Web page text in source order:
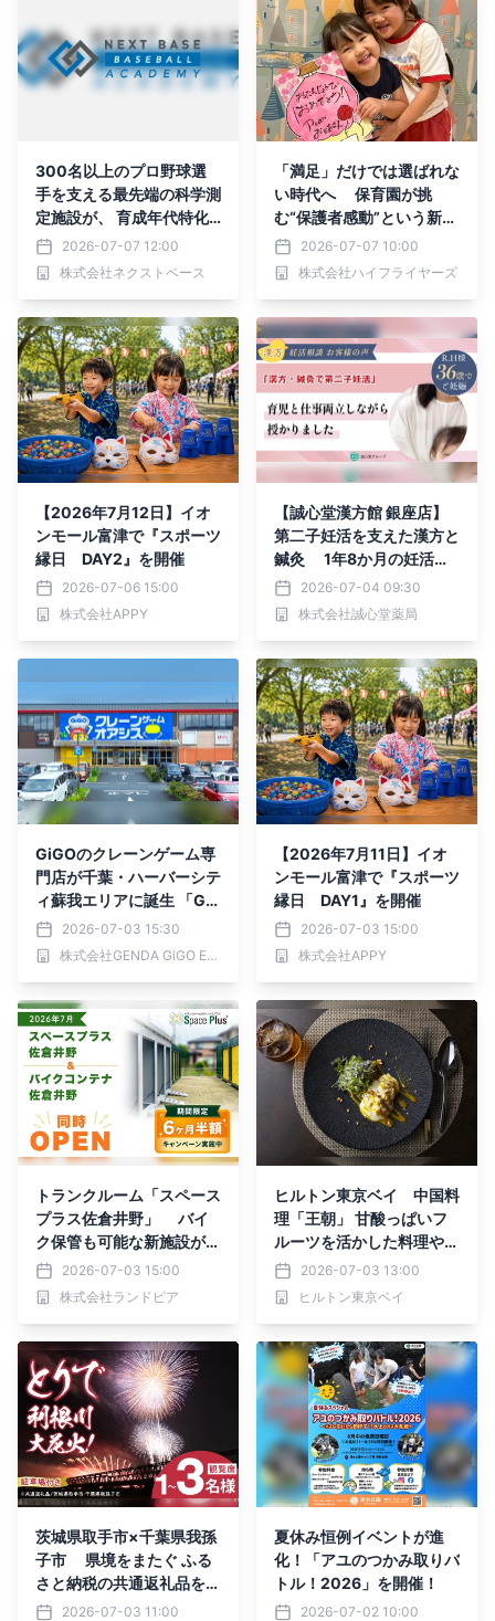
300名以上のプロ野球選
手を支える最先端の科学測
定施設が、 育成年代特化
型アカデミー 「NEXTBAS
E Baseball Academy」を
2026年9月に開校！8月5
2026-07-07 12:00
株式会社ネクストベース
「満足」だけでは選ばれな
い時代へ 保育園が挑
む“保護者感動”という新指
標
2026-07-07 10:00
株式会社ハイフライヤーズ
【2026年7月12日】イオ
ンモール富津で『スポーツ
縁日 DAY2』を開催
2026-07-06 15:00
株式会社APPY
【誠心堂漢方館 銀座店】
第二子妊活を支えた漢方と
鍼灸 1年8か月の妊活を
経て自然妊娠された方のイ
ンタビュー動画を公開
2026-07-04 09:30
株式会社誠心堂薬局
GiGOのクレーンゲーム専
門店が千葉・ハーバーシテ
ィ蘇我エリアに誕生 「Gi
GOクレーンゲームオアシ
ス フェスティバルウォー
ク蘇我」 2026年7月10日
ン
2026-07-03 15:30
株式会社GENDA GiGO Entertainment
【2026年7月11日】イオ
ンモール富津で『スポーツ
縁日 DAY1』を開催
2026-07-03 15:00
株式会社APPY
トランクルーム「スペース
プラス佐倉井野」 バイ
ク保管も可能な新施設が千
葉県佐倉市にオープン ～
オープン記念「賃料6ヶ月
半額キャンペーン」実施～
2026-07-03 15:00
株式会社ランドピア
ヒルトン東京ベイ 中国料
理「王朝」 甘酸っぱいフ
ルーツを活かした料理や冷
製担々麺を含む 酷暑にぴ
ったりな夏のコースメニュ
ーの提供を開始
2026-07-03 13:00
ヒルトン東京ベイ
茨城県取手市×千葉県我孫
子市 県境をまたぐ ふる
さと納税の共通返礼品を開
発
2026-07-03 11:00
夏休み恒例イベントが進
化！「アユのつかみ取りバ
トル！2026」を開催！
2026-07-02 10:00